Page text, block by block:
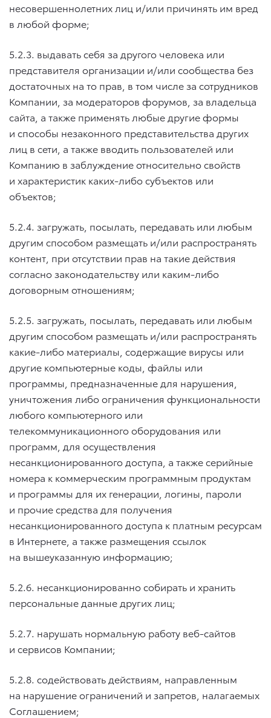
несовершеннолетних лиц и/или причинять им вред
в любой форме;
5.2.3. выдавать себя за другого человека или
представителя организации и/или сообщества без
достаточных на то прав, в том числе за сотрудников
Компании, за модераторов форумов, за владельца
сайта, а также применять любые другие формы
и способы незаконного представительства других
лиц в сети, а также вводить пользователей или
Компанию в заблуждение относительно свойств
и характеристик каких-либо субъектов или
объектов;
5.2.4. загружать, посылать, передавать или любым
другим способом размещать и/или распространять
контент, при отсутствии прав на такие действия
согласно законодательству или каким-либо
договорным отношениям;
5.2.5. загружать, посылать, передавать или любым
другим способом размещать и/или распространять
какие-либо материалы, содержащие вирусы или
другие компьютерные коды, файлы или
программы, предназначенные для нарушения,
уничтожения либо ограничения функциональности
любого компьютерного или
телекоммуникационного оборудования или
программ, для осуществления
несанкционированного доступа, а также серийные
номера к коммерческим программным продуктам
и программы для их генерации, логины, пароли
и прочие средства для получения
несанкционированного доступа к платным ресурсам
в Интернете, а также размещения ссылок
на вышеуказанную информацию;
5.2.6. несанкционированно собирать и хранить
персональные данные других лиц;
5.2.7. нарушать нормальную работу веб-сайтов
и сервисов Компании;
5.2.8. содействовать действиям, направленным
на нарушение ограничений и запретов, налагаемых
Соглашением;